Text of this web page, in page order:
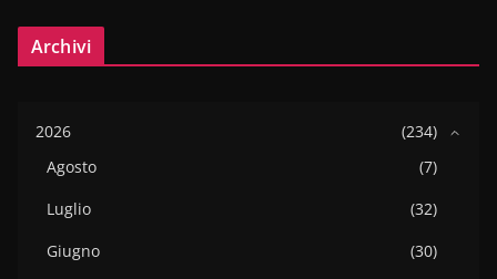
Archivi
2026
(234)
Agosto
(7)
Luglio
(32)
Giugno
(30)